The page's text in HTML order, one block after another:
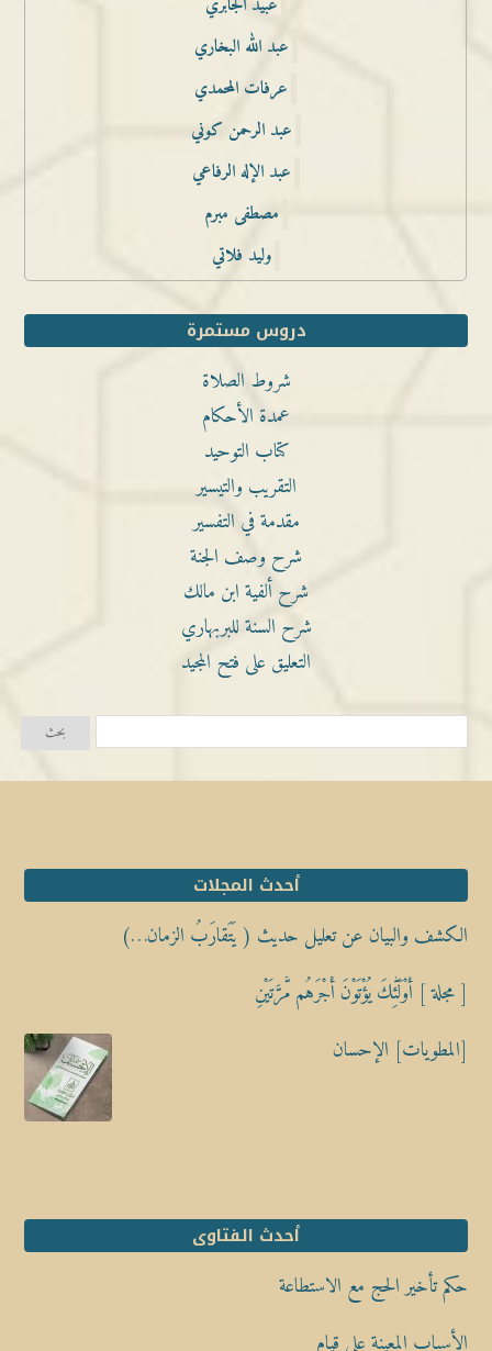
عبد الله البخاري
عرفات المحمدي
عبد الرحمن كوني
عبد الإله الرفاعي
مصطفى مبرم
وليد فلاتي
دروس مستمرة
شروط الصلاة
عمدة الأحكام
كتاب التوحيد
التقريب والتيسير
مقدمة في التفسير
شرح وصف الجنة
شرح ألفية ابن مالك
شرح السنة للبربهاري
التعليق على فتح المجيد
أحدث المجلات
الكشف والبيان عن تعليل حديث ( يَتَقارَبُ الزمان…)
[ مجلة ] أُوْلَٰٓئِكَ يُؤْتَوْنَ أَجْرَهُم مَّرَّتَيْنِ
[المطويات] الإحسان
أحدث الفتاوى
حكم تأخير الحج مع الاستطاعة
الأسباب المعينة على قيام